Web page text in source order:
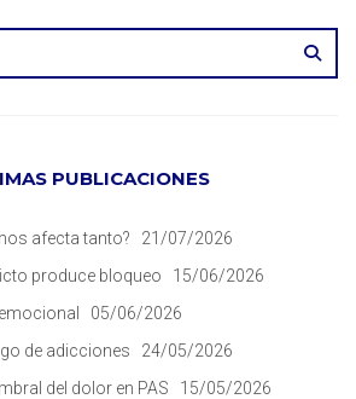
PUBLICACIONES
afecta tanto?
21/07/2026
produce bloqueo
15/06/2026
05/06/2026
de adicciones
24/05/2026
del dolor en PAS
15/05/2026